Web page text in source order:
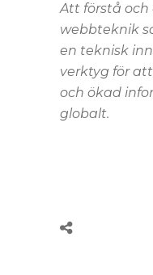
Att förstå
webbteknik
en teknisk
verktyg för
och ökad
globalt.